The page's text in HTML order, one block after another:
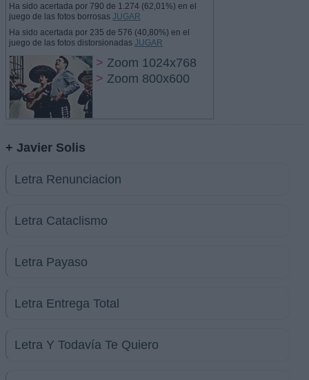
Ha sido acertada por 790 de 1.274 (62,01%) en el
juego de las fotos borrosas JUGAR
Ha sido acertada por 235 de 576 (40,80%) en el
juego de las fotos distorsionadas JUGAR
> Zoom 1024x768
> Zoom 800x600
+ Javier Solis
Letra Renunciacion
Letra Cataclismo
Letra Payaso
Letra Entrega Total
Letra Y Todavía Te Quiero